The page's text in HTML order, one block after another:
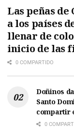
Las peñas
a los países
llenar de
inicio de las
0 COMPARTIDO
Doñinos
Santo
compartir
0